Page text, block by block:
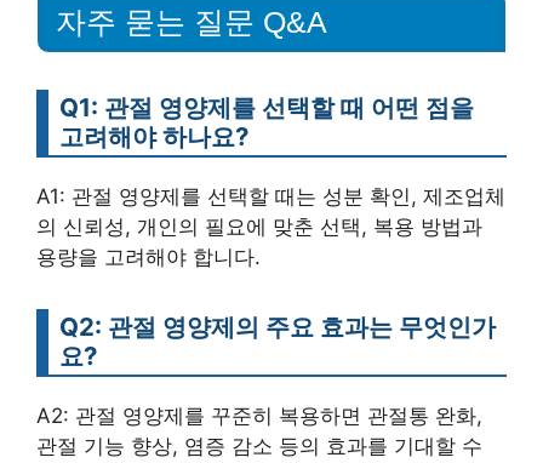
자주 묻는 질문 Q&A
Q1: 관절 영양제를 선택할 때 어떤 점을
고려해야 하나요?
A1: 관절 영양제를 선택할 때는 성분 확인, 제조업체
의 신뢰성, 개인의 필요에 맞춘 선택, 복용 방법과
용량을 고려해야 합니다.
Q2: 관절 영양제의 주요 효과는 무엇인가
요?
A2: 관절 영양제를 꾸준히 복용하면 관절통 완화,
관절 기능 향상, 염증 감소 등의 효과를 기대할 수